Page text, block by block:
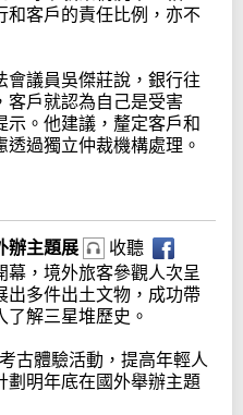
和客戶的責任比例，亦不
會議員吳傑莊說，銀行往
客戶就認為自己是受害
示。他建議，釐定客戶和
過獨立仲裁機構處理。
辦主題展
收聽
幕，境外旅客參觀人次呈
出多件出土文物，成功帶
解三星堆歷史。
古體驗活動，提高年輕人
劃明年底在國外舉辦主題